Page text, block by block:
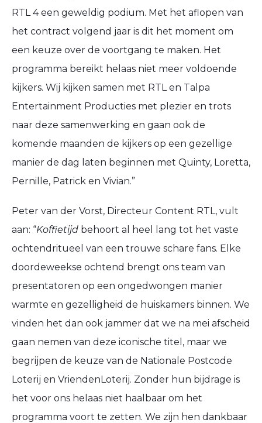
RTL 4 een geweldig podium. Met het aflopen van
het contract volgend jaar is dit het moment om
een keuze over de voortgang te maken. Het
programma bereikt helaas niet meer voldoende
kijkers. Wij kijken samen met RTL en Talpa
Entertainment Producties met plezier en trots
naar deze samenwerking en gaan ook de
komende maanden de kijkers op een gezellige
manier de dag laten beginnen met Quinty, Loretta,
Pernille, Patrick en Vivian.”
Peter van der Vorst, Directeur Content RTL, vult
aan: “Koffietijd behoort al heel lang tot het vaste
ochtendritueel van een trouwe schare fans. Elke
doordeweekse ochtend brengt ons team van
presentatoren op een ongedwongen manier
warmte en gezelligheid de huiskamers binnen. We
vinden het dan ook jammer dat we na mei afscheid
gaan nemen van deze iconische titel, maar we
begrijpen de keuze van de Nationale Postcode
Loterij en VriendenLoterij. Zonder hun bijdrage is
het voor ons helaas niet haalbaar om het
programma voort te zetten. We zijn hen dankbaar